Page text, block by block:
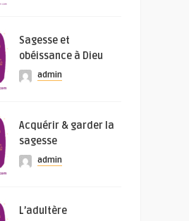
Sagesse et
obéissance à Dieu
admin
Acquérir & garder la
sagesse
admin
L’adultère